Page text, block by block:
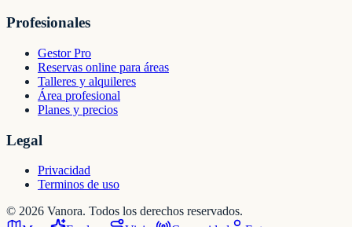
Profesionales
Gestor Pro
Reservas online para áreas
Talleres y alquileres
Área profesional
Planes y precios
Legal
Privacidad
Terminos de uso
© 2026 Vanora. Todos los derechos reservados.